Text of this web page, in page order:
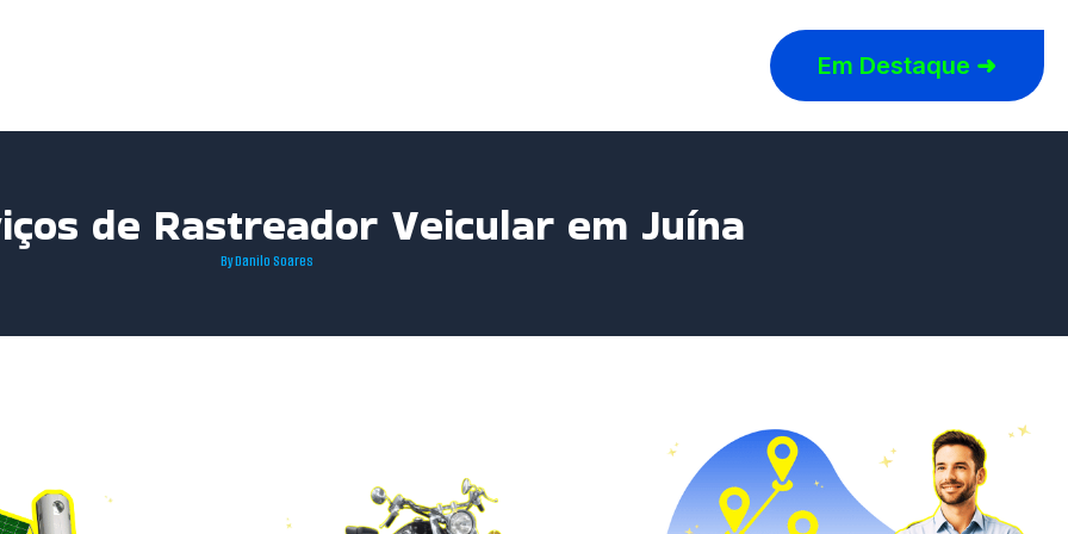
Em Destaque ➜
de Rastreador Veicular em Juína
ByDanilo Soares